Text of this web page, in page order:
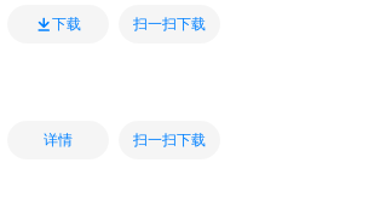
下载 扫一扫下载
详情 扫一扫下载